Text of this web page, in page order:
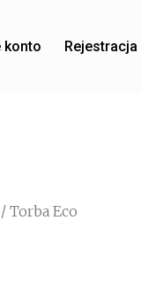
konto Rejestracja
Torba Eco